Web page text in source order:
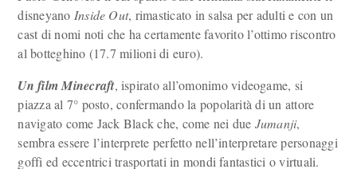
disneyano Inside Out, rimasticato in salsa per adulti e con un
cast di nomi noti che ha certamente favorito l’ottimo riscontro
al botteghino (17.7 milioni di euro).
Un film Minecraft, ispirato all’omonimo videogame, si
piazza al 7° posto, confermando la popolarità di un attore
navigato come Jack Black che, come nei due Jumanji,
sembra essere l’interprete perfetto nell’interpretare personaggi
goffi ed eccentrici trasportati in mondi fantastici o virtuali.